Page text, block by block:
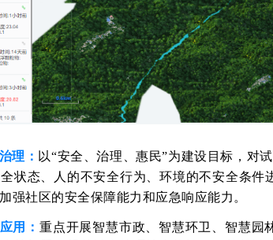
理： 以“安全、治理、惠民”为建设目标，对
状态、人的不安全行为、环境的不安全条
强社区的安全保障能力和应急响应能力。
用：重点开展智慧市政、智慧环卫、智慧园